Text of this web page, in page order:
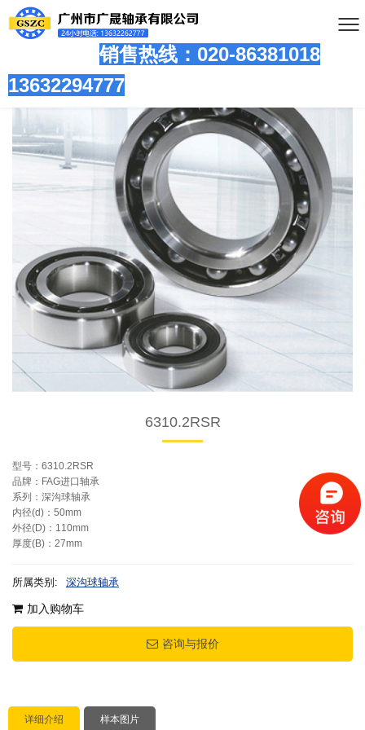
销售热线：020-86381018
13632294777
6310.2RSR
型号：6310.2RSR
品牌：FAG进口轴承
系列：深沟球轴承
内径(d)：50mm
外径(D)：110mm
厚度(B)：27mm
所属类别: 深沟球轴承
加入购物车
咨询与报价
详细介绍 样本图片